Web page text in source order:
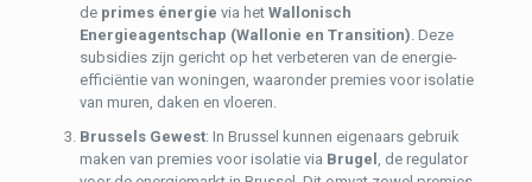
de primes énergie via het Wallonisch
Energieagentschap (Wallonie en Transition) . Deze
subsidies zijn gericht op het verbeteren van de energie-
efficiëntie van woningen, waaronder premies voor isolatie
van muren, daken en vloeren.
Brussels Gewest: In Brussel kunnen eigenaars gebruik
maken van premies voor isolatie via Brugel
, de regulator